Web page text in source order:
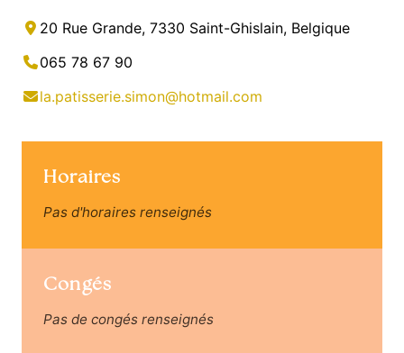
20 Rue Grande, 7330 Saint-Ghislain, Belgique
065 78 67 90
la.patisserie.simon@hotmail.com
Horaires
Pas d'horaires renseignés
Congés
Pas de congés renseignés